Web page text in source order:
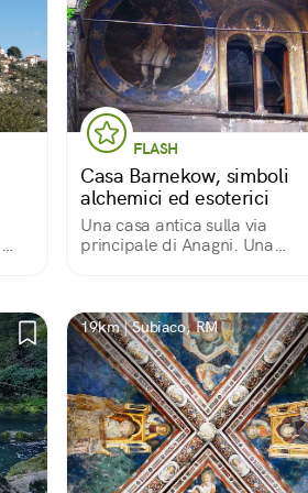
FLASH
Casa Barnekow, simboli
alchemici ed esoterici
Una casa antica sulla via
principale di Anagni. Una
pittore alchimista svedese nel
secondo 800.
19km | Subiaco, RM